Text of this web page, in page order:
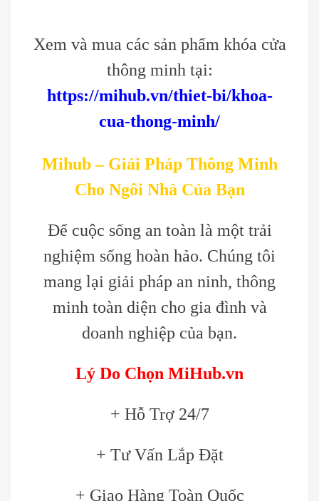
Xem và mua các sản phẩm khóa cửa
thông minh tại:
https://mihub.vn/thiet-bi/khoa-
cua-thong-minh/
Mihub – Giải Pháp Thông Minh
Cho Ngôi Nhà Của Bạn
Để cuộc sống an toàn là một trải
nghiệm sống hoàn hảo. Chúng tôi
mang lại giải pháp an ninh, thông
minh toàn diện cho gia đình và
doanh nghiệp của bạn.
Lý Do Chọn MiHub.vn
+ Hỗ Trợ 24/7
+ Tư Vấn Lắp Đặt
+ Giao Hàng Toàn Quốc